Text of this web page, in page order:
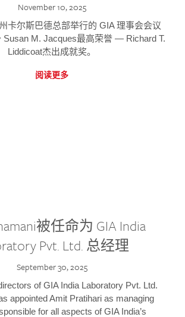
November 10, 2025
卡尔斯巴德总部举行的 GIA 理事会会议
Susan M. Jacques最高荣誉 — Richard T.
Liddicoat杰出成就奖。
阅读更多
被任命为 GIA India
Pvt. Ltd. 总经理
September 30, 2025
of GIA India Laboratory Pvt. Ltd.
appointed Amit Pratihari as managing
for all aspects of GIA India’s